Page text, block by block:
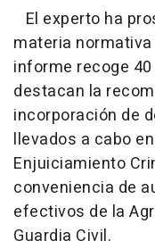
El experto ha
materia
informe recoge
destacan la
incorporación de
llevados a cabo
Enjuiciamiento
conveniencia de
efectivos de la
Guardia Civil.